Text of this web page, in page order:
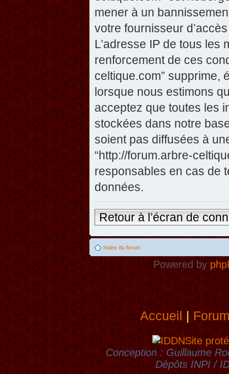
mener à un
votre fournisseur
L’adresse IP de tous
renforcement de ces
celtique.com” supprime,
lorsque nous estimons
acceptez que toutes les
stockées dans notre
soient pas diffusées à
“http://forum.arbre-
responsables en cas de
données.
Retour à l’écran de
Index du forum
Powered by
Accueil|
Site
Conception : Guillaume
Dèpôts INPI /